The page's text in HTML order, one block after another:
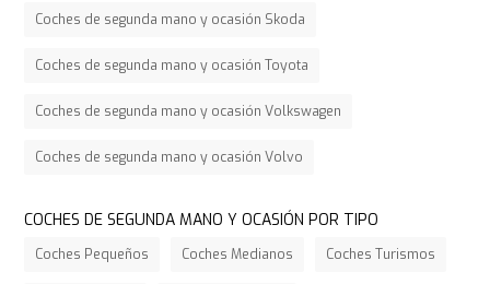
Coches de segunda mano y ocasión Skoda
Coches de segunda mano y ocasión Toyota
Coches de segunda mano y ocasión Volkswagen
Coches de segunda mano y ocasión Volvo
COCHES DE SEGUNDA MANO Y OCASIÓN POR TIPO
Coches Pequeños Coches Medianos Coches Turismos